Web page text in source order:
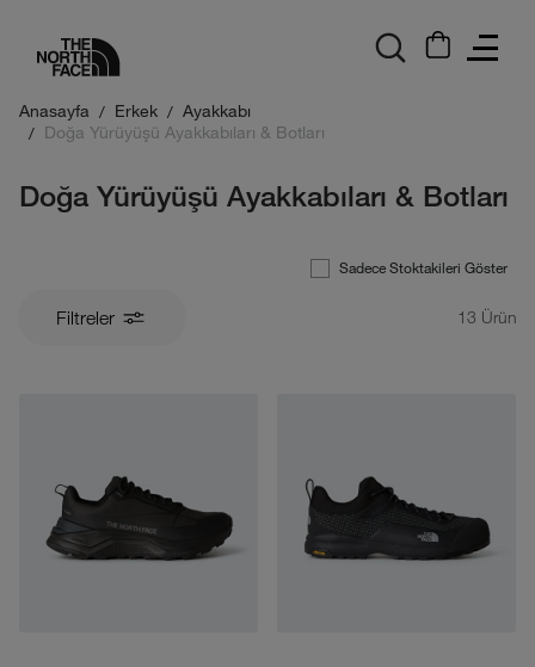
Anasayfa Erkek
Ayakkabı
Doğa Yürüyüşü Ayakkabıları & Botları
Doğa Yürüyüşü Ayakkabıları & Botları
Sadece Stoktakileri Göster
Filtreler 13 Ürün